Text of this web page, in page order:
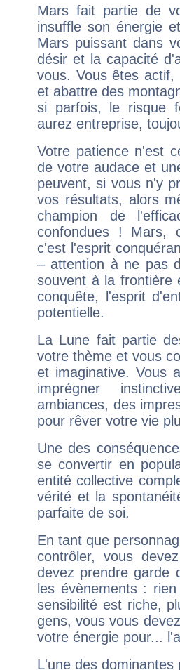
Mars fait partie de
insuffle son énergie
Mars puissant dans
désir et la capacité
vous. Vous êtes
et abattre des
si parfois, le risque
aurez entreprise,
Votre patience n'est
de votre audace et
peuvent, si vous n'y
vos résultats, alors
champion de
confondues ! Mars,
c'est l'esprit
– attention à ne pas
souvent à la frontière
conquête, l'esprit
potentielle.
La Lune fait partie
votre thème et vous
et imaginative. Vous
imprégner
ambiances, des
pour rêver votre vie
Une des
se convertir en
entité collective
vérité et la
parfaite de soi.
En tant que
contrôler, vous
devez prendre garde
les évènements :
sensibilité est riche,
gens, vous vous
votre énergie pour...
L'une des